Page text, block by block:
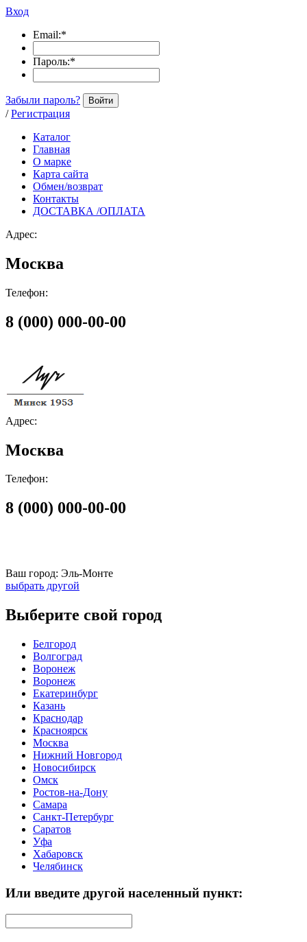
Вход
Email:*
Пароль:*
Забыли пароль? Войти
/ Регистрация
Каталог
Главная
О марке
Карта сайта
Обмен/возврат
Контакты
ДОСТАВКА /ОПЛАТА
Адрес:
Москва
Телефон:
8 (000) 000-00-00
Адрес:
Москва
Телефон:
8 (000) 000-00-00
Ваш город: Эль-Монте
выбрать другой
Выберите свой город
Белгород
Волгоград
Воронеж
Воронеж
Екатеринбург
Казань
Краснодар
Красноярск
Москва
Нижний Новгород
Новосибирск
Омск
Ростов-на-Дону
Самара
Санкт-Петербург
Саратов
Уфа
Хабаровск
Челябинск
Или введите другой населенный пункт: